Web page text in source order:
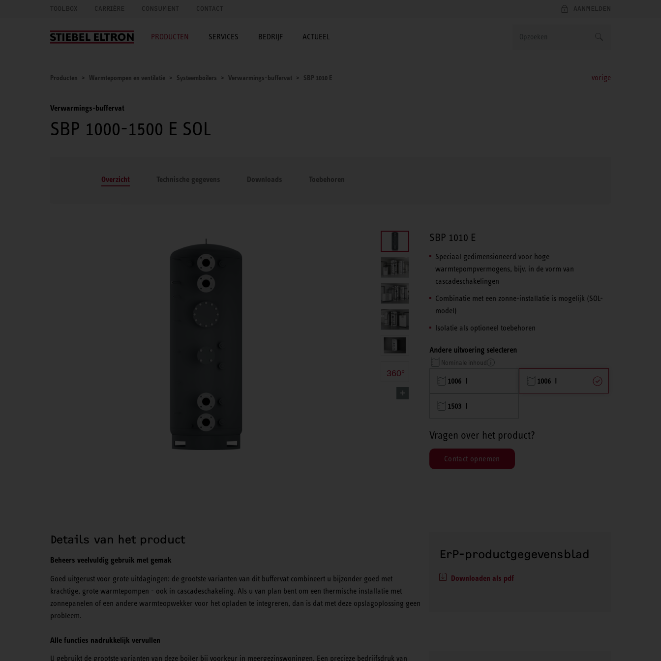
TOOLBOX CARRIÈRE CONSUMENT CONTACT AANMELDEN
PRODUCTEN SERVICES BEDRIJF ACTUEEL
Producten Warmtepompen en ventilatie Systeemboilers Verwarmings-buffervat SBP 1010 E vorige
Verwarmings-buffervat
SBP 1000-1500 E SOL
Overzicht Technische gegevens Downloads Toebehoren
360°
SBP 1010 E
Speciaal gedimensioneerd voor hoge
warmtepompvermogens, bijv. in de vorm van
cascadeschakelingen
Combinatie met een zonne-installatie is mogelijk (SOL-
model)
Isolatie als optioneel toebehoren
Andere uitvoering selecteren
Nominale inhoud
1006 l 1006 l
1503 l
Vragen over het product?
Contact opnemen
Details van het product
Beheers veelvuldig gebruik met gemak
Goed uitgerust voor grote uitdagingen: de grootste varianten van dit buffervat combineert u bijzonder goed met
krachtige, grote warmtepompen - ook in cascadeschakeling. Als u van plan bent om een thermische installatie met
zonnepanelen of een andere warmteopwekker voor het opladen te integreren, dan is dat met deze opslagoplossing geen
probleem.
Alle functies nadrukkelijk vervullen
U gebruikt de grootste varianten van deze boiler bij voorkeur in meergezinswoningen. Een precieze bedrijfsdruk van
ErP-productgegevensblad
Downloaden als pdf